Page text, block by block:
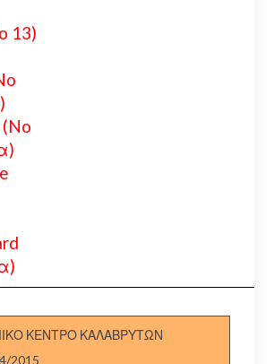
13)
ΚΕΝΤΡΟ ΚΑΛΑΒΡΥΤΩΝ
2015